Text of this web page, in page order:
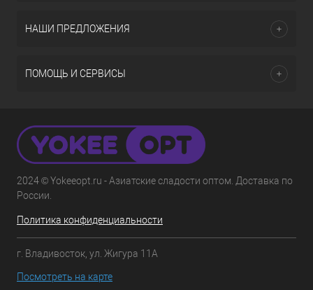
НАШИ ПРЕДЛОЖЕНИЯ
ПОМОЩЬ И СЕРВИСЫ
2024 © Yokeeopt.ru - Азиатские сладости оптом. Доставка по
России.
Политика конфиденциальности
г. Владивосток, ул. Жигура 11А
Посмотреть на карте